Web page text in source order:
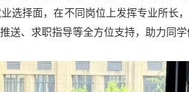
选择面，在不同岗位上发挥专业所长
送、求职指导等全方位支持，助力同学